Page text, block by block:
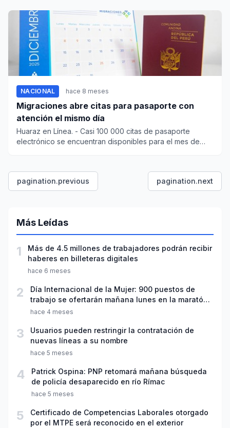
NACIONAL hace 8 meses
Migraciones abre citas para pasaporte con
atención el mismo día
Huaraz en Línea. - Casi 100 000 citas de pasaporte
electrónico se encuentran disponibles para el mes de
pagination.previous pagination.next
Más Leídas
1
Más de 4.5 millones de trabajadores podrán recibir
haberes en billeteras digitales
hace 6 meses
2
Día Internacional de la Mujer: 900 puestos de
trabajo se ofertarán mañana lunes en la maratón
“Emplea Mujer”
hace 4 meses
3
Usuarios pueden restringir la contratación de
nuevas líneas a su nombre
hace 5 meses
4
Patrick Ospina: PNP retomará mañana búsqueda
de policía desaparecido en río Rímac
hace 5 meses
5
Certificado de Competencias Laborales otorgado
por el MTPE será reconocido en el exterior